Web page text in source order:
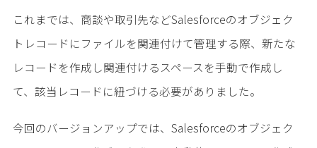
これまでは、商談や取引先などSalesforceのオブジェク
トレコードにファイルを関連付けて管理する際、新たな
レコードを作成し関連付けるスペースを手動で作成し
て、該当レコードに紐づける必要がありました。
今回のバージョンアップでは、Salesforceのオブジェク